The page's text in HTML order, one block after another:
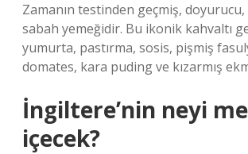
Zamanın testinden geçmiş,
sabah yemeğidir. Bu ikonik kahvaltı
yumurta, pastırma, sosis, pişmiş
domates, kara puding ve kızarmış
İngiltere’nin neyi
içecek?